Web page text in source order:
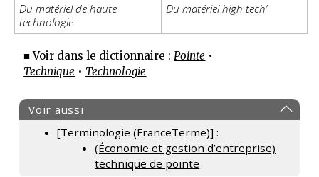
Du matériel de haute
technologie
Du matériel high tech’
■ Voir dans le dictionnaire :Pointe •
Technique • Technologie
Voir aussi
[Terminologie (FranceTerme)] :
(Économie et gestion d’entreprise)
technique de pointe